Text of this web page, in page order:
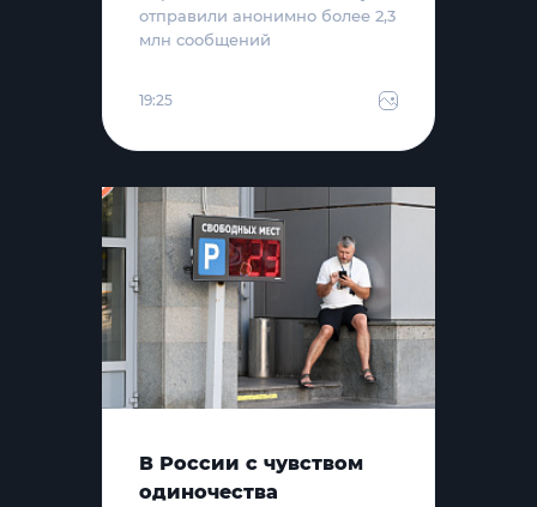
отправили анонимно более 2,3
млн сообщений
19:25
В России с чувством
одиночества